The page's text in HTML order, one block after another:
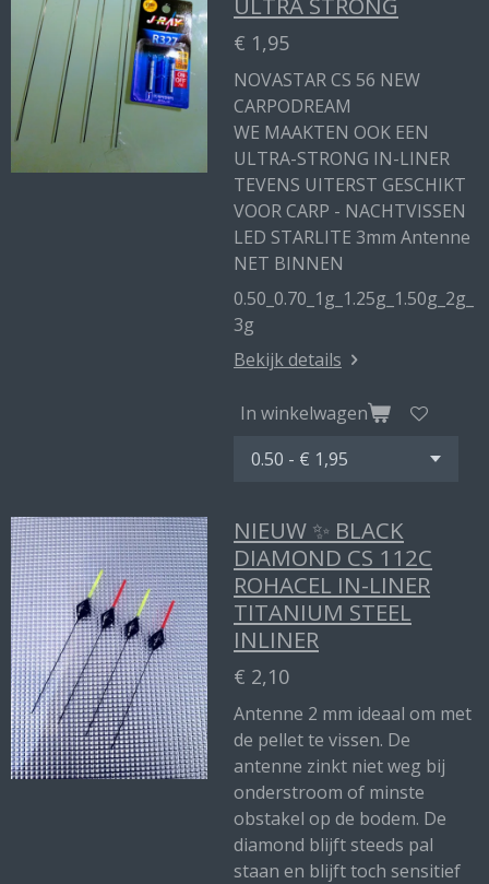
€ 1,95
NOVASTAR CS 56 NEW
CARPODREAM
WE MAAKTEN OOK EEN
ULTRA-STRONG IN-LINER
TEVENS UITERST GESCHIKT
VOOR CARP - NACHTVISSEN
LED STARLITE 3mm Antenne
NET BINNEN
0.50_0.70_1g_1.25g_1.50g_2g_
3g
Bekijk details
In winkelwagen
NIEUW ✨ BLACK
DIAMOND CS 112C
ROHACEL IN-LINER
TITANIUM STEEL
INLINER
€ 2,10
Antenne 2 mm ideaal om met
de pellet te vissen. De
antenne zinkt niet weg bij
onderstroom of minste
obstakel op de bodem. De
diamond blijft steeds pal
staan en blijft toch sensitief